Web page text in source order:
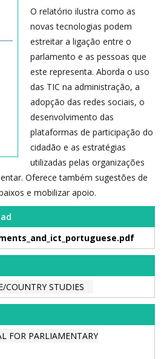
O relatório ilustra como as
novas tecnologias podem
estreitar a ligação entre o
parlamento e as pessoas que
este representa. Aborda o uso
das TIC na administração, a
adopção das redes sociais, o
desenvolvimento das
plataformas de participação do
cidadão e as estratégias
utilizadas pelas organizações
Oferece também sugestões de
e mobilizar apoio.
COUNTRY STUDIES
FOR PARLIAMENTARY